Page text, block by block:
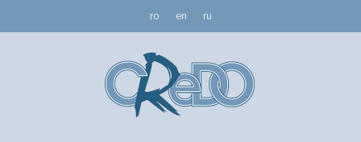
ro en ru